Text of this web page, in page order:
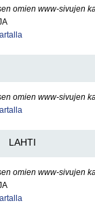
omien www-sivujen
omien www-sivujen
LAHTI
omien www-sivujen